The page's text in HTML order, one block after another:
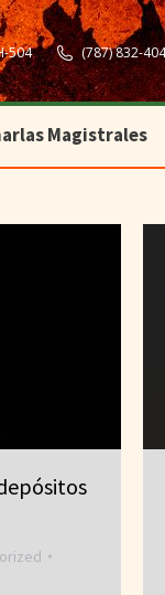
504 (787) 832-
Magistrales
Magistrales